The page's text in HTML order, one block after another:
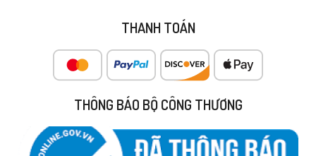
THANH TOÁN
THÔNG BÁO BỘ CÔNG THƯƠNG